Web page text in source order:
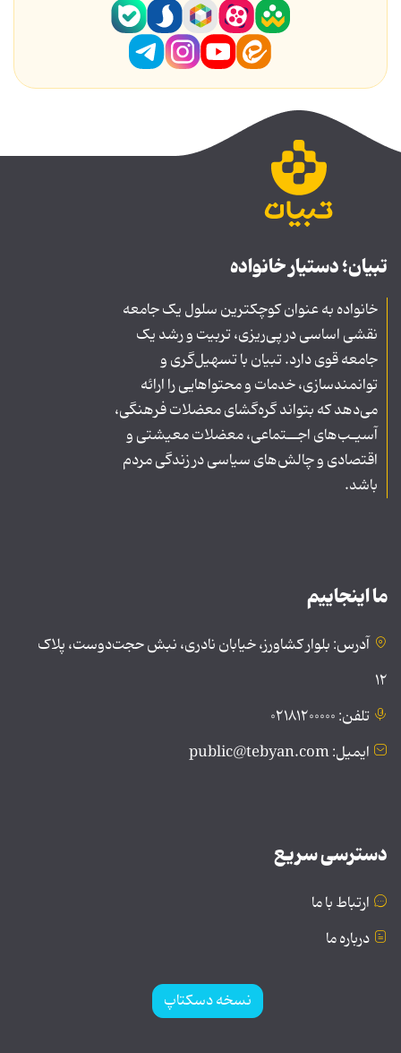
تبیان؛ دستیار خانواده
خانواده به عنوان کوچکترین سلول یک جامعه
نقشی اساسی در پی‌ریزی، تربیت و رشد یک
جامعه قوی دارد. تبیان با تسهیل‌گری و
توانمندسازی، خدمات و محتواهایی را ارائه
می‌دهد که بتواند گره‌گشای معضلات فرهنگی،
آسیـب‌های اجــتماعی، معضلات معیشتی و
اقتصادی و چالش‌های سیاسی در زندگی مردم
باشد.
ما اینجاییم
آدرس: بلوار کشاورز، خیابان نادری، نبش حجت‌دوست، پلاک
۱۲
تلفن: ۰۲۱۸۱۲۰۰۰۰۰
ایمیل: public@tebyan.com
دسترسی سریع
ارتباط با ما
درباره ما
نسخه دسکتاپ